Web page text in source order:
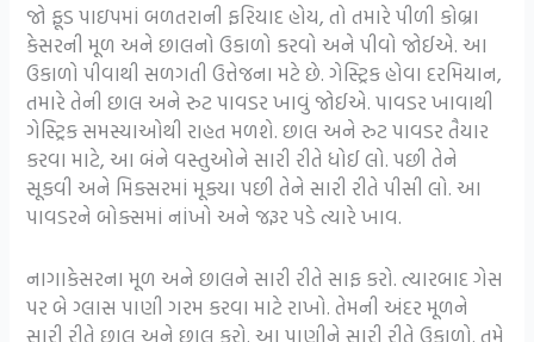
જો ફૂડ પાઇપમાં બળતરાની ફરિયાદ હોય, તો તમારે પીળી કોબ્રા
કેસરની મૂળ અને છાલનો ઉકાળો કરવો અને પીવો જોઈએ. આ
ઉકાળો પીવાથી સળગતી ઉત્તેજના મટે છે. ગેસ્ટ્રિક હોવા દરમિયાન,
તમારે તેની છાલ અને રુટ પાવડર ખાવું જોઈએ. પાવડર ખાવાથી
ગેસ્ટ્રિક સમસ્યાઓથી રાહત મળશે. છાલ અને રુટ પાવડર તૈયાર
કરવા માટે, આ બંને વસ્તુઓને સારી રીતે ધોઈ લો. પછી તેને
સૂકવી અને મિક્સરમાં મૂક્યા પછી તેને સારી રીતે પીસી લો. આ
પાવડરને બોક્સમાં નાંખો અને જરૂર પડે ત્યારે ખાવ.
નાગાકેસરના મૂળ અને છાલને સારી રીતે સાફ કરો. ત્યારબાદ ગેસ
પર બે ગ્લાસ પાણી ગરમ કરવા માટે રાખો. તેમની અંદર મૂળને
સારી રીતે છાલ અને છાલ કરો. આ પાણીને સારી રીતે ઉકાળો. તમે